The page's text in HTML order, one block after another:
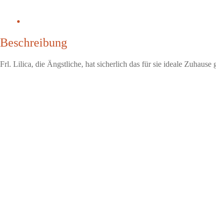
Beschreibung
Frl. Lilica, die Ängstliche, hat sicherlich das für sie ideale